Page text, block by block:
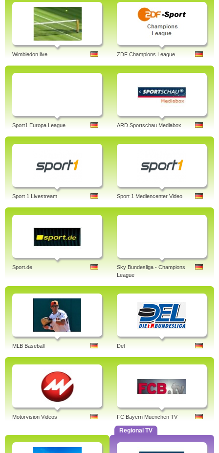
Wimbledon live ZDF Champions League
Sport1 Europa League ARD Sportschau Mediabox
Sport 1 Livestream Sport 1 Mediencenter Video
Sport.de
Sky Bundesliga - Champions
League
MLB Baseball Del
Motorvision Videos FC Bayern Muenchen TV
Regional TV